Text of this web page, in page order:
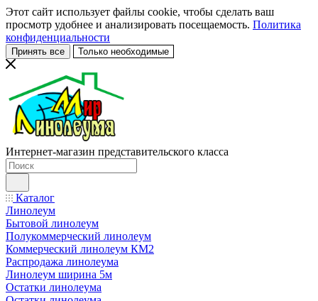
Этот сайт использует файлы cookie, чтобы сделать ваш
просмотр удобнее и анализировать посещаемость. Политика
конфиденциальности
Принять все Только необходимые
Интернет-магазин представительского класса
Каталог
Линолеум
Бытовой линолеум
Полукоммерческий линолеум
Коммерческий линолеум КМ2
Распродажа линолеума
Линолеум ширина 5м
Остатки линолеума